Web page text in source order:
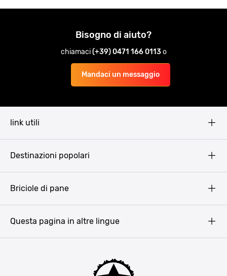
Bisogno di aiuto?
chiamaci(+39) 0471 166 0113o
Mandaci un messaggio
link utili
Destinazioni popolari
Bucarest
Briciole di pane
Questa pagina in altre lingue